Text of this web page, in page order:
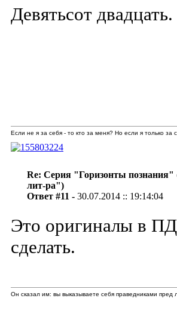
Девятьсот
Если не я за себя - то кто за меня? Но если я только
Re: Серия "Горизонты познания"
лит-ра")
Ответ #11 -30.07.2014 :: 19:14:04
Это оригиналы в
сделать.
Он сказал им: вы выказываете себя праведниками